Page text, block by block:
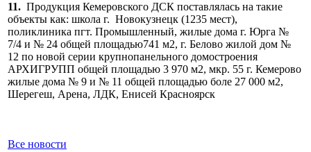
11. Продукция Кемеровского ДСК поставлялась на такие
объекты как: школа г. Новокузнецк (1235 мест),
поликлиника пгт. Промышленный, жилые дома г. Юрга №
7/4 и № 24 общей площадью741 м2, г. Белово жилой дом №
12 по новой серии крупнопанельного домостроения
АРХИГРУПП общей площадью 3 970 м2, мкр. 55 г. Кемерово
жилые дома № 9 и № 11 общей площадью боле 27 000 м2,
Шерегеш, Арена, ЛДК, Енисей Красноярск
Все новости